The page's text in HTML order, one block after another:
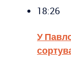
18:26
У